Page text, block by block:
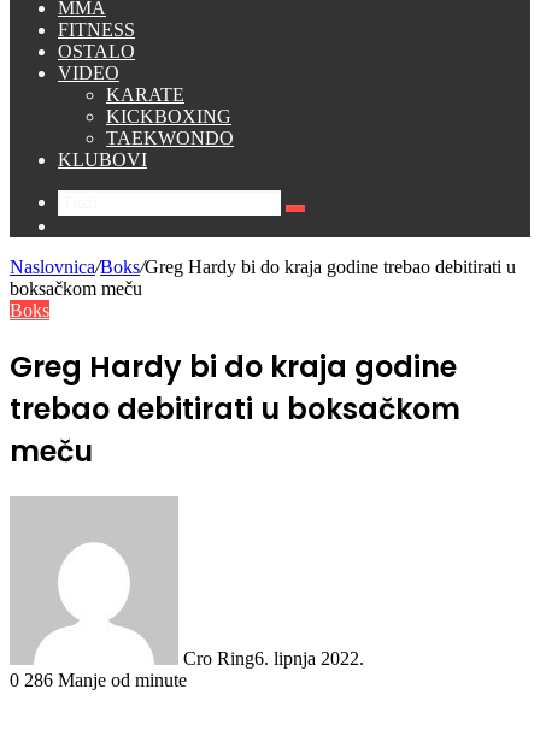
MMA
FITNESS
OSTALO
VIDEO
KARATE
KICKBOXING
TAEKWONDO
KLUBOVI
Traži
Naslovnica/Boks/Greg Hardy bi do kraja godine trebao debitirati u
boksačkom meču
Boks
Greg Hardy bi do kraja godine
trebao debitirati u boksačkom
meču
Cro Ring6. lipnja 2022.
0 286 Manje od minute